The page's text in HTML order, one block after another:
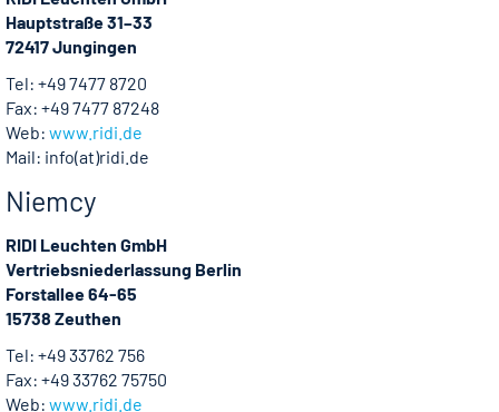
Hauptstraße 31–33
72417 Jungingen
Tel: +49 7477 8720
Fax: +49 7477 87248
Web: www.ridi.de
Mail: info(at)ridi.de
Niemcy
RIDI Leuchten GmbH
Vertriebsniederlassung Berlin
Forstallee 64-65
15738 Zeuthen
Tel: +49 33762 756
Fax: +49 33762 75750
Web: www.ridi.de